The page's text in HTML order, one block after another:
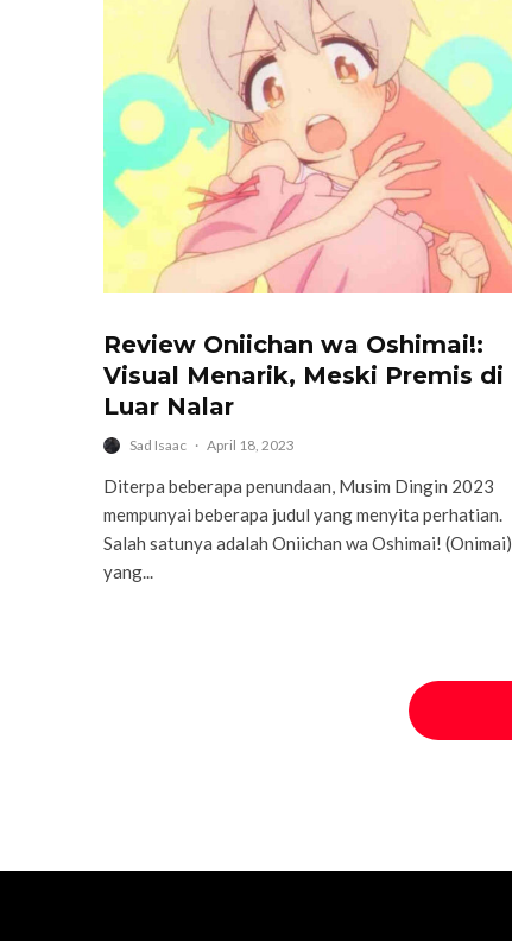
Review Oniichan wa Oshimai!:
Visual Menarik, Meski Premis di
Luar Nalar
Sad Isaac · April 18, 2023
Diterpa beberapa penundaan, Musim Dingin 2023
mempunyai beberapa judul yang menyita perhatian.
Salah satunya adalah Oniichan wa Oshimai! (Onimai)
yang...